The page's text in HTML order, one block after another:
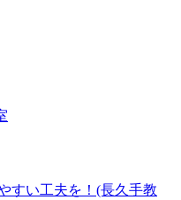
すい工夫を！(長久手教